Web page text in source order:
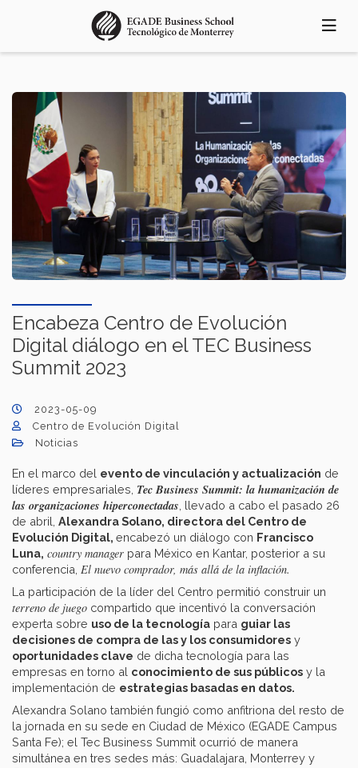
principal
Encabeza Centro de Evolución
Digital diálogo en el TEC Business
Summit 2023
2023-05-09
Centro de Evolución Digital
Noticias
En el marco del evento de vinculación y actualización de
líderes empresariales, Tec Business Summit: la humanización de
las organizaciones hiperconectadas , llevado a cabo el pasado 26
de abril, Alexandra Solano, directora del Centro de
Evolución Digital, encabezó un diálogo con Francisco
Luna, country manager para México en Kantar, posterior a su
conferencia, El nuevo comprador, más allá de la inflación.
La participación de la líder del Centro permitió construir un
terreno de juego compartido que incentivó la conversación
experta sobre uso de la tecnología para guiar las
decisiones de compra de las y los consumidores y
oportunidades clave de dicha tecnología para las
empresas en torno al conocimiento de sus públicos y la
implementación de estrategias basadas en datos.
Alexandra Solano también fungió como anfitriona del resto de
la jornada en su sede en Ciudad de México (EGADE Campus
Santa Fe); el Tec Business Summit ocurrió de manera
simultánea en tres sedes más: Guadalajara, Monterrey y